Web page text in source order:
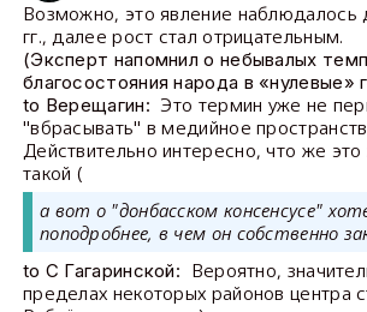
Возможно, это явление наблюдалось
гг., далее рост стал отрицательным.
(Эксперт напомнил о небывалых
благосостояния народа в «нулевые»
to Верещагин: Это термин уже не
"вбрасывать" в медийное
Действительно интересно, что же это
такой (
а вот о "донбасском консенсусе"
поподробнее, в чем он собственно
to С Гагаринской: Вероятно,
пределах некоторых районов центра